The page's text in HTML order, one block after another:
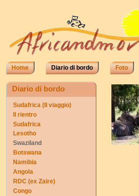
Home Diario di bordo Foto
Diario di bordo
Sudafrica (II viaggio)
Il rientro
Sudafrica
Lesotho
Swaziland
Botswana
Namibia
Angola
RDC (ex Zaire)
Congo